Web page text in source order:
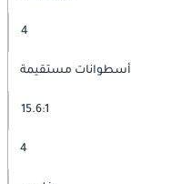
4
أسطوانات مستقيمة
15.6:1
4